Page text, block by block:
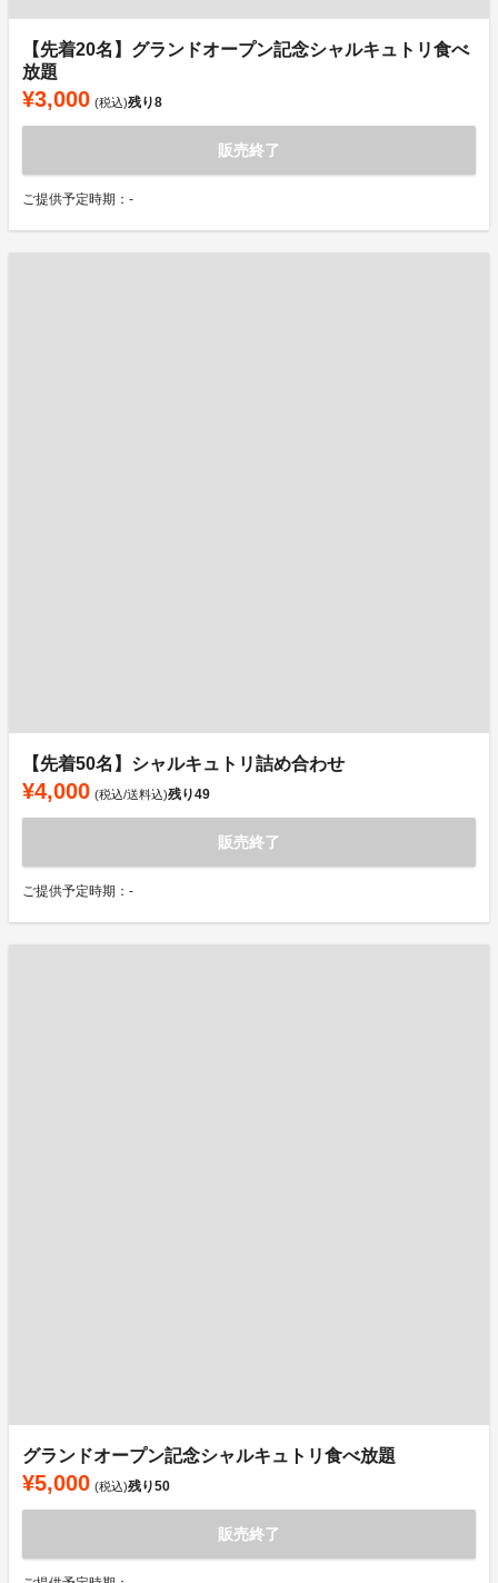
【先着20名】グランドオープン記念シャルキュトリ食べ
放題
¥3,000 (税込)残り8
販売終了
ご提供予定時期：-
【先着50名】シャルキュトリ詰め合わせ
¥4,000 (税込/送料込)残り49
販売終了
ご提供予定時期：-
グランドオープン記念シャルキュトリ食べ放題
¥5,000 (税込)残り50
販売終了